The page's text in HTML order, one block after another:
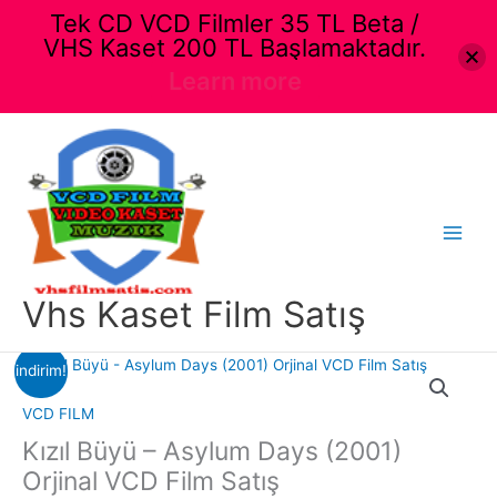
Vhs Kaset Film Satış
indirim!
VCD FILM
Kızıl Büyü – Asylum Days (2001)
Orjinal VCD Film Satış
Tek CD VCD Filmler 35 TL Beta /
VHS Kaset 200 TL Başlamaktadır.
Learn more